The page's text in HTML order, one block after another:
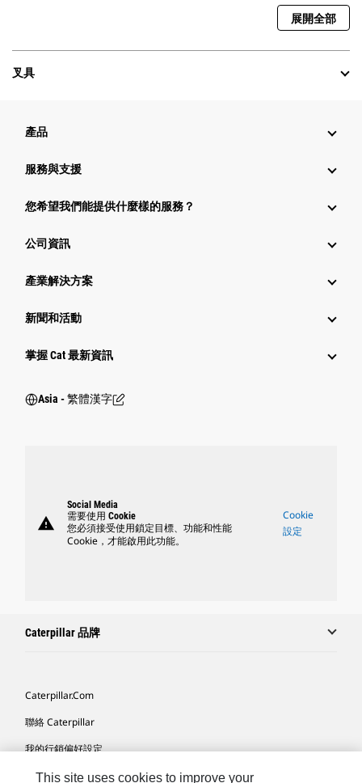
展開全部
叉具
產品
服務與支援
您希望我們能提供什麼樣的服務？
公司資訊
產業解決方案
新聞和活動
掌握 Cat 最新資訊
Asia - 繁體漢字
warning
Social Media
需要使用 Cookie
您必須接受使用鎖定目標、功能和性能
Cookie，才能啟用此功能。
Cookie
設定
Caterpillar 品牌
Caterpillar.com
聯絡 Caterpillar
我的行銷偏好設定
網站地圖
This site uses cookies to improve your